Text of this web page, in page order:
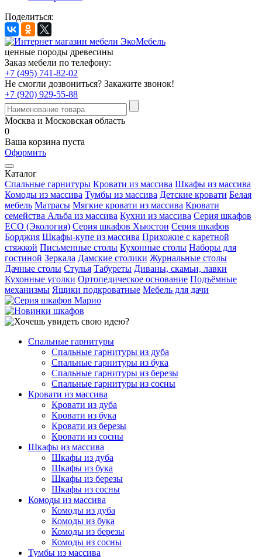
Поделиться:
ценные породы древесины
Заказ мебели по телефону:
+7 (495) 741-82-02
Не смогли дозвониться? Закажите звонок!
+7 (920) 929-55-88
Москва и Московская область
0
Ваша корзина пуста
Оформить
Каталог
Спальные гарнитуры Кровати из массива Шкафы из массива
Комоды из массива Тумбы из массива Детские кровати Белая
мебель Матрасы Мягкие кровати из массива Кровати
семейства Альба из массива Кухни из массива Серия шкафов
ECO (Экология) Серия шкафов Хьюстон Серия шкафов
Борджия Шкафы-купе из массива Прихожие с каретной
стяжкой Письменные столы Кухонные столы Наборы для
гостиной Зеркала Дамские столики Журнальные столы
Дачные столы Стулья Табуреты Диваны, скамьи, лавки
Кухонные уголки Ортопедическое основание Подъёмные
механизмы Ящики подкроватные Мебель для дачи
Спальные гарнитуры
Спальные гарнитуры из дуба
Спальные гарнитуры из бука
Спальные гарнитуры из березы
Спальные гарнитуры из сосны
Кровати из массива
Кровати из дуба
Кровати из бука
Кровати из березы
Кровати из сосны
Шкафы из массива
Шкафы из дуба
Шкафы из бука
Шкафы из березы
Шкафы из сосны
Комоды из массива
Комоды из дуба
Комоды из бука
Комоды из березы
Комоды из сосны
Тумбы из массива